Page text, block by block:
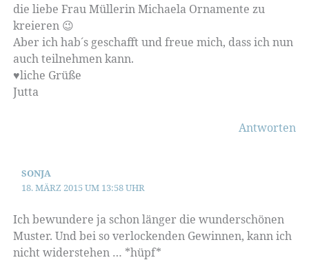
die liebe Frau Müllerin Michaela Ornamente zu
kreieren 😉
Aber ich hab´s geschafft und freue mich, dass ich nun
auch teilnehmen kann.
♥liche Grüße
Jutta
Antworten
SONJA
18. MÄRZ 2015 UM 13:58 UHR
Ich bewundere ja schon länger die wunderschönen
Muster. Und bei so verlockenden Gewinnen, kann ich
nicht widerstehen … *hüpf*